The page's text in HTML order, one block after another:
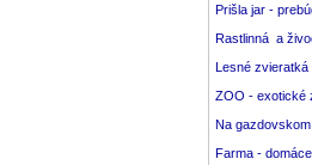
Prišla jar -
Rastlinná a
Lesné zvieratká
ZOO - exotické
Na
Farma -